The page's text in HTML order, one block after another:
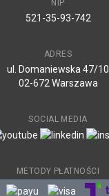
NIP
521-35-93-742
ADRES
ul. Domaniewska 47/10
02-672 Warszawa
SOCIAL MEDIA
METODY PŁATNOŚCI